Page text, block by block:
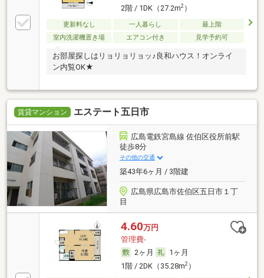
2階 / 1DK（27.2m2）
更新料なし 一人暮らし
最上階
室内洗濯機置き場
エアコン付き 見学予約可
お部屋探しはリョリョリョッ♪良和ハウス！オンライ
ン内覧OK★
賃貸マンション エステート五日市
広島電鉄宮島線 佐伯区役所前駅
徒歩8分
その他の交通
築43年6ヶ月 / 3階建
広島県広島市佐伯区五日市１丁
目
4.60万円
管理費-
2ヶ月
1ヶ月
1階 / 2DK（35.28m2）